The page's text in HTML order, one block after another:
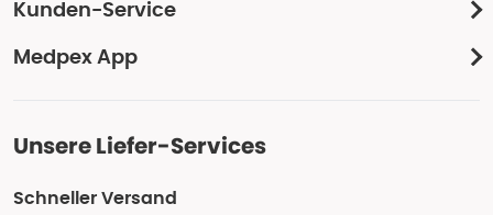
Kunden-Service
Medpex App
Unsere Liefer-Services
Schneller Versand